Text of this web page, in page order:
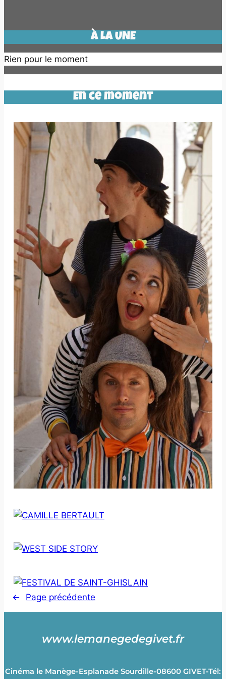
À LA UNE
Rien pour le moment
En ce moment
← Page précédente
www.lemanegedegivet.fr
Cinéma le Manège-Esplanade Sourdille-08600 GIVET-Tél: